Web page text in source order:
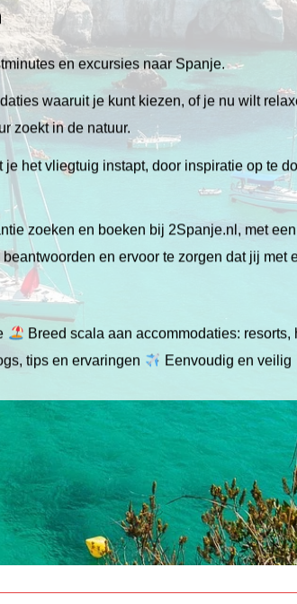
en excursies naar Spanje.
waaruit je kunt kiezen, of je nu wilt
zoekt in de natuur.
het vliegtuig instapt, door inspiratie op te
zoeken en boeken bij 2Spanje.nl, met
en ervoor te zorgen dat jij met
Breed scala aan accommodaties: resorts,
tips en ervaringen
Eenvoudig en veilig